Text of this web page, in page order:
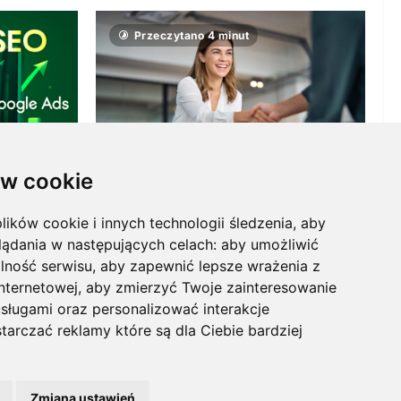
cookie
cookie i innych technologii śledzenia, aby
w następujących celach: aby umożliwić
serwisu, aby zapewnić lepsze wrażenia z
, aby zmierzyć Twoje zainteresowanie
oraz personalizować interakcje
reklamy które są dla Ciebie bardziej
Zmiana ustawień
jak
2026
Przeczytano 4 minut
Human to Human (H2H) – jak tworzyć
kulturę firmy opartą na
autentycznych relacjach?
Redakcja KnowMore.pl
5 marca, 2026
0